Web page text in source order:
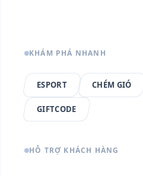
KHÁM PHÁ NHANH
ESPORT CHÉM GIÓ
GIFTCODE
HỖ TRỢ KHÁCH HÀNG